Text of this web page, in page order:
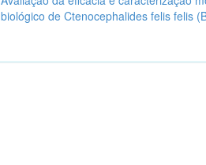
biológico de Ctenocephalides felis felis